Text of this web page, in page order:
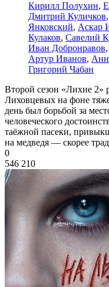
Кирилл Полухин,
Дмитрий Куличков,
Янковский, Аскар
Кулаков, Савелий
Иван Добронравов,
Артур Иванов,
Григорий Чабан
Второй сезон «Лихие 2»
Лиховцевых на фоне
день был борьбой за
человеческого
таёжной пасеки,
на медведя — скорее
0
546 210